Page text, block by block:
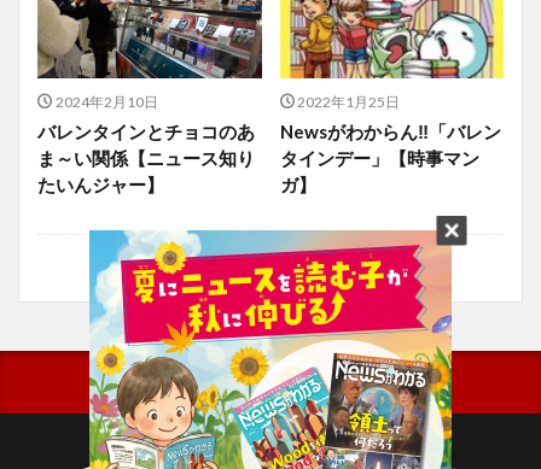
2024年2月10日
バレンタインとチョコのあ
ま～い関係【ニュース知り
たいんジャー】
2022年1月25日
Newsがわからん‼「バレン
タインデー」【時事マン
ガ】